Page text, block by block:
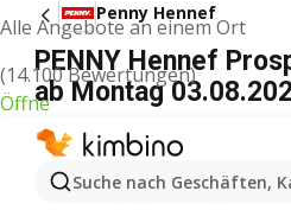
Alle Angebote an einem Ort
(14.100 Bewertungen)
Öffne
Suche nach Geschäften,
Penny Hennef
PENNY Hennef
ab Montag